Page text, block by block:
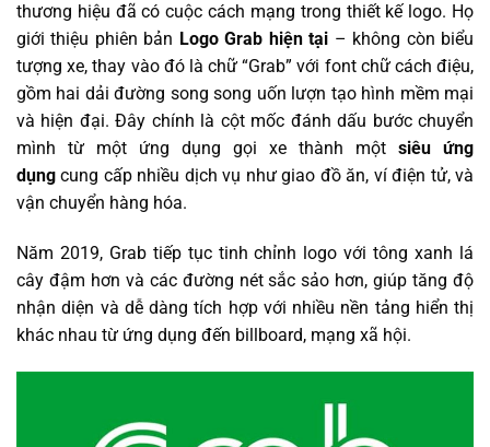
thương hiệu đã có cuộc cách mạng trong thiết kế logo. Họ
giới thiệu phiên bản Logo Grab hiện tại – không còn biểu
tượng xe, thay vào đó là chữ “Grab” với font chữ cách điệu,
gồm hai dải đường song song uốn lượn tạo hình mềm mại
và hiện đại. Đây chính là cột mốc đánh dấu bước chuyển
mình từ một ứng dụng gọi xe thành một siêu ứng
dụng cung cấp nhiều dịch vụ như giao đồ ăn, ví điện tử, và
vận chuyển hàng hóa.
Năm 2019, Grab tiếp tục tinh chỉnh logo với tông xanh lá
cây đậm hơn và các đường nét sắc sảo hơn, giúp tăng độ
nhận diện và dễ dàng tích hợp với nhiều nền tảng hiển thị
khác nhau từ ứng dụng đến billboard, mạng xã hội.